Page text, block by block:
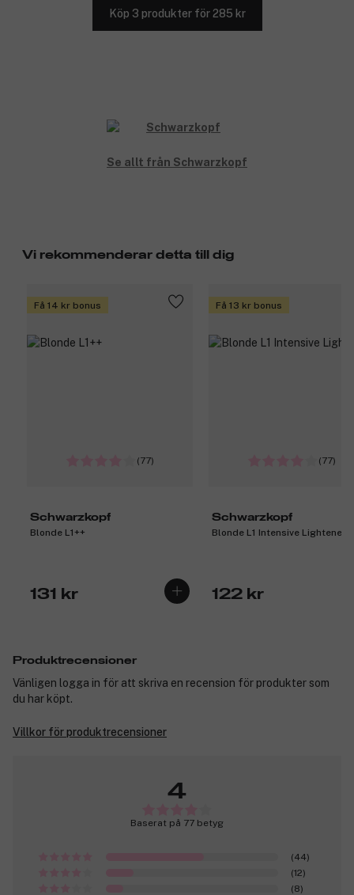
Köp 3 produkter för 285 kr
Se allt från Schwarzkopf
Vi rekommenderar detta till dig
Få 14 kr bonus
(77)
Schwarzkopf
Blonde L1++
131 kr
Få 13 kr bonus
(77)
Schwarzkopf
Blonde L1 Intensive Lightener
122 kr
Produktrecensioner
Vänligen logga in för att skriva en recension för produkter som
du har köpt.
Villkor för produktrecensioner
4
Baserat på 77 betyg
(44)
(12)
(8)